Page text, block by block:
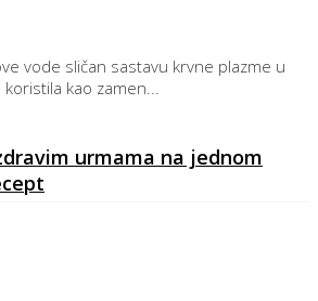
vode sličan sastavu krvne plazme u
kao zamen...
urmama na jednom